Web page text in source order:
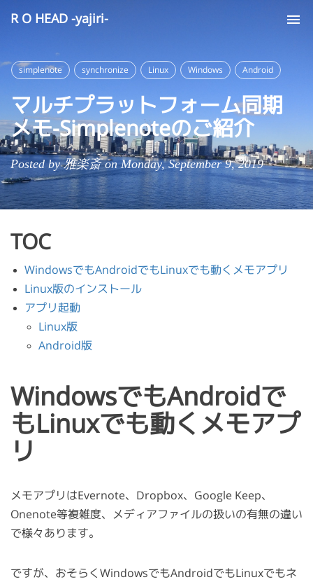
R O HEAD -yajiri-
simplenote synchronize Linux Windows Android
マルチプラットフォーム同期
メモ-Simplenoteのご紹介
Posted by 雅楽斎 on Monday, September 9, 2019
TOC
WindowsでもAndroidでもLinuxでも動くメモアプリ
Linux版のインストール
アプリ起動
Linux版
Android版
WindowsでもAndroidで
もLinuxでも動くメモアプ
リ
メモアプリはEvernote、Dropbox、Google Keep、
Onenote等複雑度、メディアファイルの扱いの有無の違い
で様々あります。
ですが、おそらくWindowsでもAndroidでもLinuxでもネ